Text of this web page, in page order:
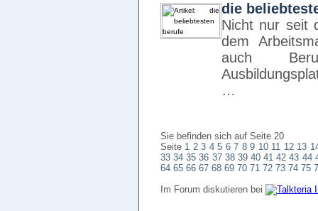
die
Nicht nur seit
dem
auch
…
Sie befinden sich auf Seite 20
Seite 1 2 3 4 5 6 7 8 9 10 11 12 13
33 34 35 36 37 38 39 40 41 42 43 44
64 65 66 67 68 69 70 71 72 73 74 75
Im Forum diskutieren bei